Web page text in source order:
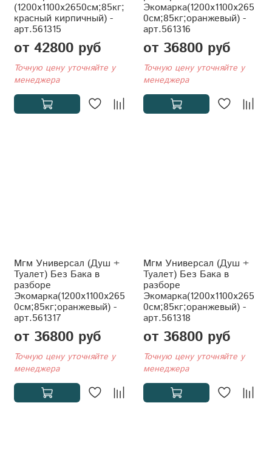
(1200x1100x2650см;85кг;
красный кирпичный) -
арт.561315
от 42800 руб
Точную цену уточняйте у
менеджера
Экомарка(1200x1100x265
0см;85кг;оранжевый) -
арт.561316
от 36800 руб
Точную цену уточняйте у
менеджера
Мгм Универсал (Душ +
Туалет) Без Бака в
разборе
Экомарка(1200x1100x265
0см;85кг;оранжевый) -
арт.561317
от 36800 руб
Точную цену уточняйте у
менеджера
Мгм Универсал (Душ +
Туалет) Без Бака в
разборе
Экомарка(1200x1100x265
0см;85кг;оранжевый) -
арт.561318
от 36800 руб
Точную цену уточняйте у
менеджера